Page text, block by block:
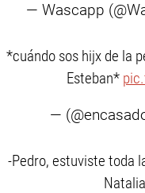
— Wascapp
*cuándo sos hijx de la
Esteban*
—
-Pedro, estuviste toda